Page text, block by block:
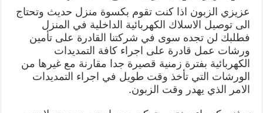
عزيزي الزبون اذا كنت تقوم بكسوة منزل حديث وتحتاج
الى توصيل الاسلاك الكهربائية الداخلية في المنزل
فطلبك لن تجده سوى في شركتنا القادرة على تأمين
ورشات عمل قادرة على اجراء كافة التمديدات
الكهربائية بفترة زمنية قصيرة جدا مقارنة مع غيرها من
الورشات التي تأخذ وقت طويل في اجراء التمديدات
الامر الذي يهدر وقت الزبون.